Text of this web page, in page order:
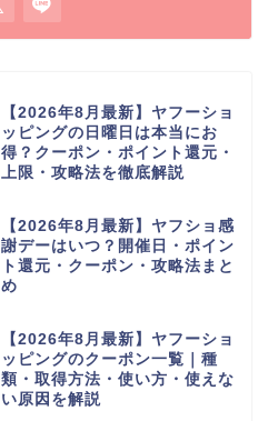
【2026年8月最新】ヤフーショ
ッピングの日曜日は本当にお
得？クーポン・ポイント還元・
上限・攻略法を徹底解説
【2026年8月最新】ヤフショ感
謝デーはいつ？開催日・ポイン
ト還元・クーポン・攻略法まと
め
【2026年8月最新】ヤフーショ
ッピングのクーポン一覧｜種
類・取得方法・使い方・使えな
い原因を解説